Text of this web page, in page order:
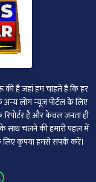
है जहां हम चाहते हैं कि हर
अन्‍य लोग न्‍यूज पोर्टल के लिए
है और केवल जनता ही
साथ चलने की हमारी पहल में
कृपया हमसे संपर्क करें।